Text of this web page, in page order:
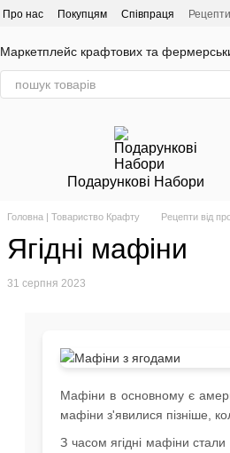
Про нас Покупцям Співпраця
Маркетплейс крафтових та
Подарункові Набори
Головна | Товариство Крафту Рецепти від
Ягідні мафіни
31 серпня 2023
Мафіни в основному є
мафіни з'явилися пізніше,
З часом ягідні мафіни